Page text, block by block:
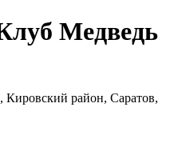
Медведь
Кировский район, Саратов,